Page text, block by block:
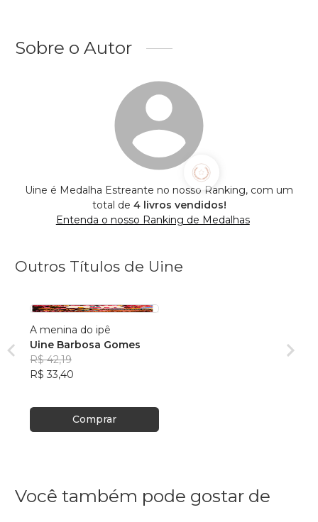
Sobre o Autor
Uine é Medalha Estreante no nosso Ranking, com um
total de 4 livros vendidos!
Entenda o nosso Ranking de Medalhas
Outros Títulos de Uine
A menina do ipê
Uine Barbosa Gomes
R$ 42,19
R$ 33,40
Comprar
Você também pode gostar de